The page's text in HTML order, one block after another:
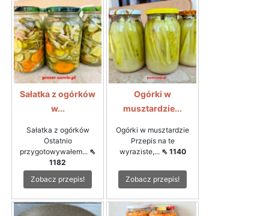
Sałatka z ogórków
w...
Sałatka z ogórków
Ostatnio
przygotowywałem... ⇖
1182
Zobacz przepis!
Ogórki w
musztardzie...
Ogórki w musztardzie
Przepis na te
wyraziste,... ⇖ 1140
Zobacz przepis!